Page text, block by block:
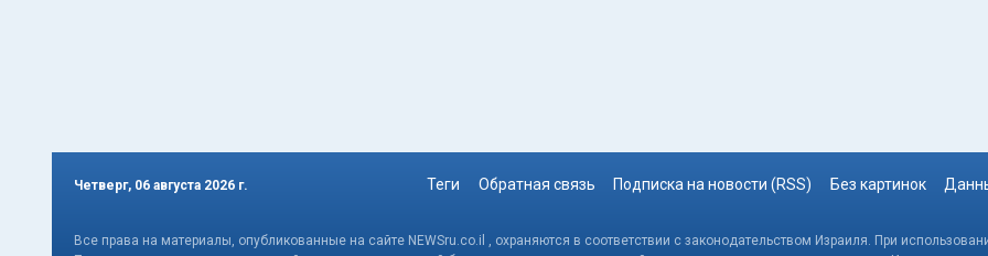
Четверг, 06 августа 2026 г. Теги Обратная связь Подписка на новости (RSS) Без картинок
Все права на материалы, опубликованные на сайте NEWSru.co.il , охраняются в соответствии с законодательством Израиля. При